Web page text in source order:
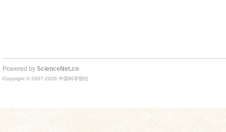
Powered by ScienceNet.cn
Copyright © 2007-2026 中国科学报社